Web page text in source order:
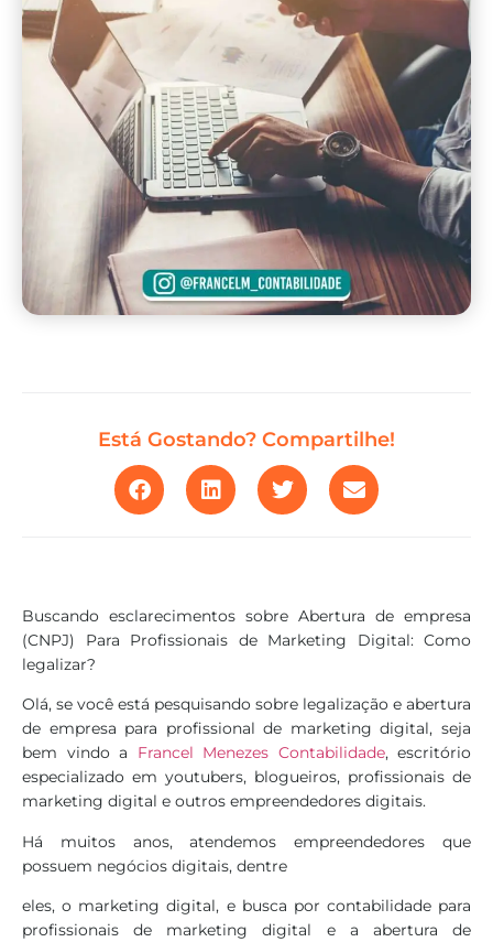
Está Gostando? Compartilhe!
Buscando esclarecimentos sobre Abertura de empresa
(CNPJ) Para Profissionais de Marketing Digital: Como
legalizar?
Olá, se você está pesquisando sobre legalização e abertura
de empresa para profissional de marketing digital, seja
bem vindo a Francel Menezes Contabilidade, escritório
especializado em youtubers, blogueiros, profissionais de
marketing digital e outros empreendedores digitais.
Há muitos anos, atendemos empreendedores que
possuem negócios digitais, dentre
eles, o marketing digital, e busca por contabilidade para
profissionais de marketing digital e a abertura de